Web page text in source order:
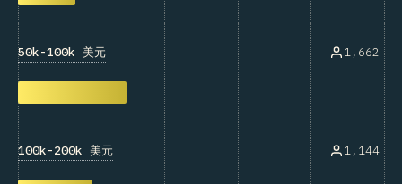
50k-100k 美元 1,662
100k-200k 美元 1,144